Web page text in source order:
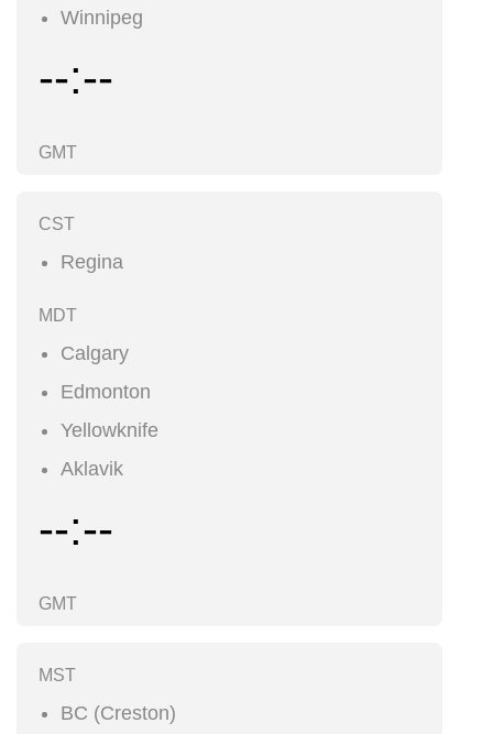
Winnipeg
--:--
GMT
CST
Regina
MDT
Calgary
Edmonton
Yellowknife
Aklavik
--:--
GMT
MST
BC (Creston)